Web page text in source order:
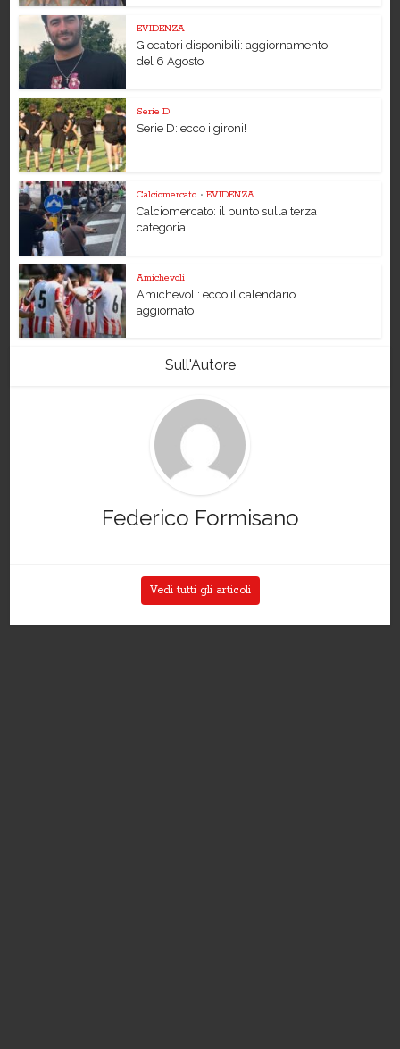
EVIDENZA
Giocatori disponibili: aggiornamento
del 6 Agosto
Serie D
Serie D: ecco i gironi!
Calciomercato • EVIDENZA
Calciomercato: il punto sulla terza
categoria
Amichevoli
Amichevoli: ecco il calendario
aggiornato
Sull'Autore
Federico Formisano
Vedi tutti gli articoli